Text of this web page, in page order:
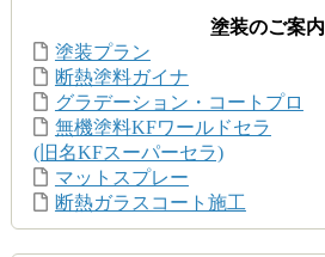
塗装のご案内
塗装プラン
断熱塗料ガイナ
グラデーション・コートプロ
無機塗料KFワールドセラ
(旧名KFスーパーセラ)
マットスプレー
断熱ガラスコート施工